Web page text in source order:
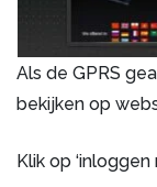
Als de GPRS
bekijken op
Klik op ‘inloggen